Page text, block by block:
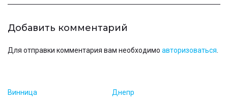
Винница Днепр
Добавить комментарий
Для отправки комментария вам необходимо авторизоваться